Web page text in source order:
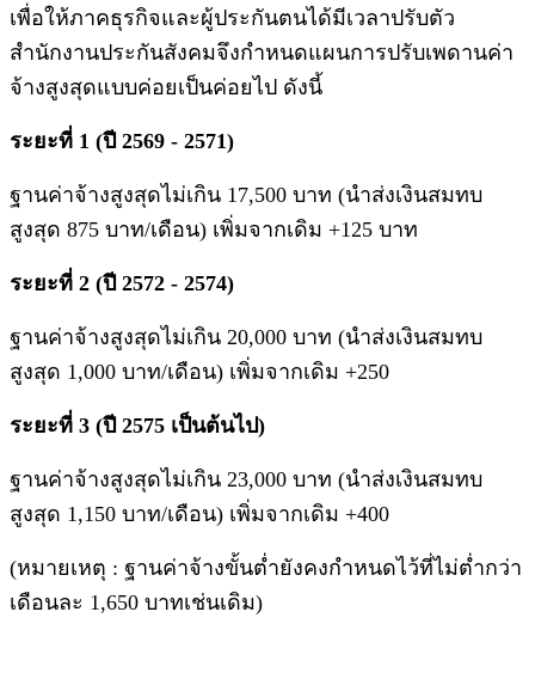
เพื่อให้ภาคธุรกิจและผู้ประกันตนได้มีเวลาปรับตัว
สำนักงานประกันสังคมจึงกำหนดแผนการปรับเพดานค่า
จ้างสูงสุดแบบค่อยเป็นค่อยไป ดังนี้
ระยะที่ 1 (ปี 2569 - 2571)
ฐานค่าจ้างสูงสุดไม่เกิน 17,500 บาท (นำส่งเงินสมทบ
สูงสุด 875 บาท/เดือน) เพิ่มจากเดิม +125 บาท
ระยะที่ 2 (ปี 2572 - 2574)
ฐานค่าจ้างสูงสุดไม่เกิน 20,000 บาท (นำส่งเงินสมทบ
สูงสุด 1,000 บาท/เดือน) เพิ่มจากเดิม +250
ระยะที่ 3 (ปี 2575 เป็นต้นไป)
ฐานค่าจ้างสูงสุดไม่เกิน 23,000 บาท (นำส่งเงินสมทบ
สูงสุด 1,150 บาท/เดือน) เพิ่มจากเดิม +400
(หมายเหตุ : ฐานค่าจ้างขั้นต่ำยังคงกำหนดไว้ที่ไม่ต่ำกว่า
เดือนละ 1,650 บาทเช่นเดิม)